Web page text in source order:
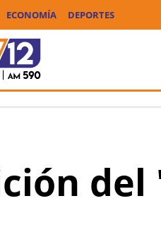
ECONOMÍA DEPORTES